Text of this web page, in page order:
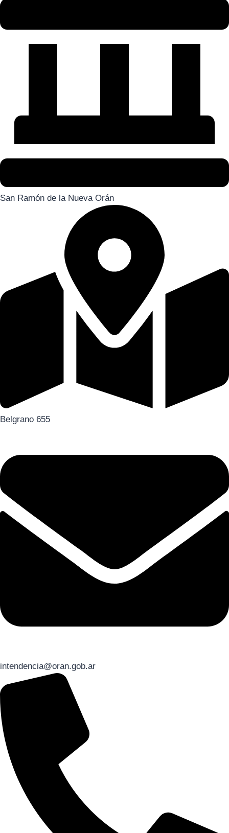
San Ramón de la Nueva Orán
Belgrano 655
intendencia@oran.gob.ar